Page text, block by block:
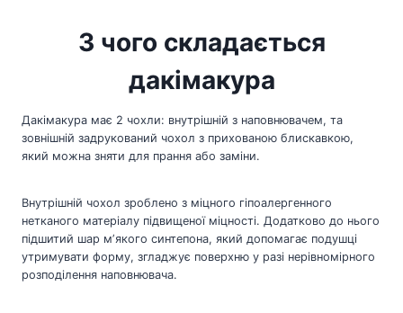
З чого складається
дакімакура
Дакімакура має 2 чохли: внутрішній з наповнювачем, та
зовнішній задрукований чохол з прихованою блискавкою,
який можна зняти для прання або заміни.
Внутрішній чохол зроблено з міцного гіпоалергенного
нетканого матеріалу підвищеної міцності. Додатково до нього
підшитий шар мʼякого синтепона, який допомагає подушці
утримувати форму, згладжує поверхню у разі нерівномірного
розподілення наповнювача.